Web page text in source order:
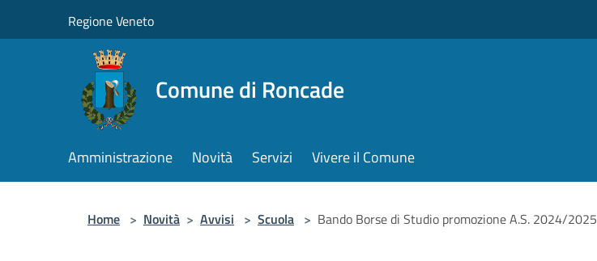
Regione Veneto
Comune di Roncade
Amministrazione Novità Servizi Vivere il Comune
Home > Novità > Avvisi > Scuola > Bando Borse di Studio promozione A.S. 2024/2025